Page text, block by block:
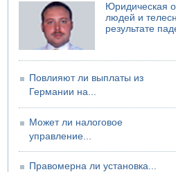
06.08.2026 12:06
США не будут давить на Израиль
06.08.2026 11:41
Юридическая
людей и
результате
Повлияют ли выплаты из
Германии на...
Может ли налоговое
управление...
Правомерна ли установка...